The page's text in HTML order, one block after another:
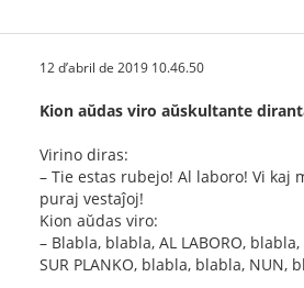
12 d’abril de 2019 10.46.50
Kion aŭdas viro aŭskultante
Virino diras:
– Tie estas rubejo! Al laboro! Vi kaj
puraj vestaĵoj!
Kion aŭdas viro:
– Blabla, blabla, AL LABORO,
SUR PLANKO, blabla, blabla, NUN,